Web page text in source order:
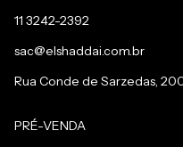
11 3242-2392
sac@elshaddai.com.br
Rua Conde de Sarzedas,
PRÉ-VENDA